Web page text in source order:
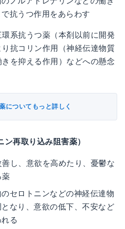
抗うつ作用をあらわす
系抗うつ薬（本剤以前に開発
抗コリン作用（神経伝達物質
を抑える作用）などへの懸念
についてもっと詳しく
再取り込み阻害薬）
し、意欲を高めたり、憂鬱な
薬
セロトニンなどの神経伝達物
なり、意欲の低下、不安など
る